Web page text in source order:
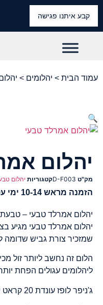
קבע איתנו פגישה
עמוד הבית > יהלומים >
🔍
יהלום
מק"ט D-F003קטגוריות יהלום
הזמנה מראש 10-14 ימי עסקים לייצור
יהלום אמרלד טבעי – טבעת
יהלום אמרלד טבעי מגיע
שמזכיר צורת גביש שדומה
הלום זה נחשב ליותר זול
ליהלומים עגולים הפחת
ג'ניפר לופז עונדת 20 קראט יהלום אמרלד